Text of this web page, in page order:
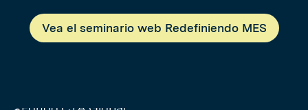
Vea el seminario web Redefiniendo MES